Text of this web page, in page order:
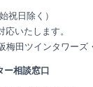
祝日除く）
いたします。
梅田ツインタワーズ
ー相談窓口